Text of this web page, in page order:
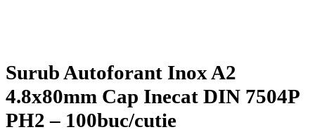
Surub Autoforant Inox A2
4.8x80mm Cap Inecat DIN 7504P
PH2 – 100buc/cutie